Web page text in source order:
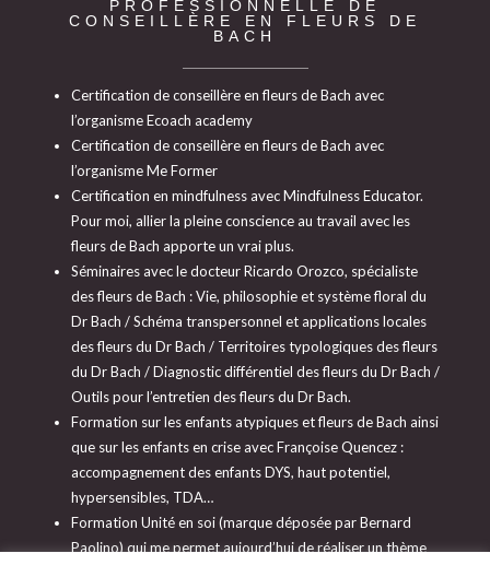
PROFESSIONNELLE DE
CONSEILLÈRE EN FLEURS DE
BACH
Certification de conseillère en fleurs de Bach avec
l’organisme Ecoach academy
Certification de conseillère en fleurs de Bach avec
l’organisme Me Former
Certification en mindfulness avec Mindfulness Educator.
Pour moi, allier la pleine conscience au travail avec les
fleurs de Bach apporte un vrai plus.
Séminaires avec le docteur Ricardo Orozco, spécialiste
des fleurs de Bach : Vie, philosophie et système floral du
Dr Bach / Schéma transpersonnel et applications locales
des fleurs du Dr Bach / Territoires typologiques des fleurs
du Dr Bach / Diagnostic différentiel des fleurs du Dr Bach /
Outils pour l’entretien des fleurs du Dr Bach.
Formation sur les enfants atypiques et fleurs de Bach ainsi
que sur les enfants en crise avec Françoise Quencez :
accompagnement des enfants DYS, haut potentiel,
hypersensibles, TDA…
Formation Unité en soi (marque déposée par Bernard
Paolino) qui me permet aujourd’hui de réaliser un thème